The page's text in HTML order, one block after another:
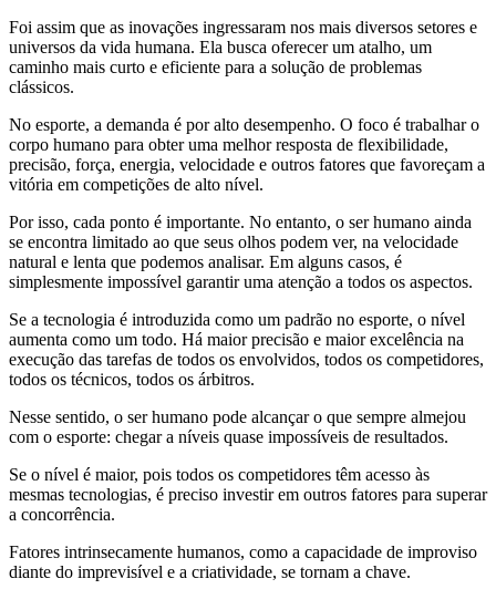
Foi assim que as inovações ingressaram nos mais diversos setores e
universos da vida humana. Ela busca oferecer um atalho, um
caminho mais curto e eficiente para a solução de problemas
clássicos.
No esporte, a demanda é por alto desempenho. O foco é trabalhar o
corpo humano para obter uma melhor resposta de flexibilidade,
precisão, força, energia, velocidade e outros fatores que favoreçam a
vitória em competições de alto nível.
Por isso, cada ponto é importante. No entanto, o ser humano ainda
se encontra limitado ao que seus olhos podem ver, na velocidade
natural e lenta que podemos analisar. Em alguns casos, é
simplesmente impossível garantir uma atenção a todos os aspectos.
Se a tecnologia é introduzida como um padrão no esporte, o nível
aumenta como um todo. Há maior precisão e maior excelência na
execução das tarefas de todos os envolvidos, todos os competidores,
todos os técnicos, todos os árbitros.
Nesse sentido, o ser humano pode alcançar o que sempre almejou
com o esporte: chegar a níveis quase impossíveis de resultados.
Se o nível é maior, pois todos os competidores têm acesso às
mesmas tecnologias, é preciso investir em outros fatores para superar
a concorrência.
Fatores intrinsecamente humanos, como a capacidade de improviso
diante do imprevisível e a criatividade, se tornam a chave.